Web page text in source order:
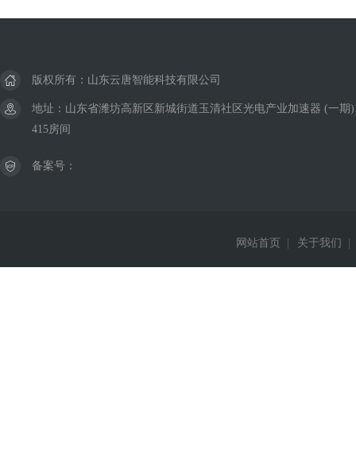
版权所有：山东云唐智能科技有限公司
地址：山东省潍坊高新区新城街道玉清社区光电产业加速器 (一期
415房间
备案号：
网站首页 关于我们